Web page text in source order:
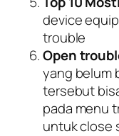
device
trouble
Open
yang belum
tersebut
pada menu
untuk close